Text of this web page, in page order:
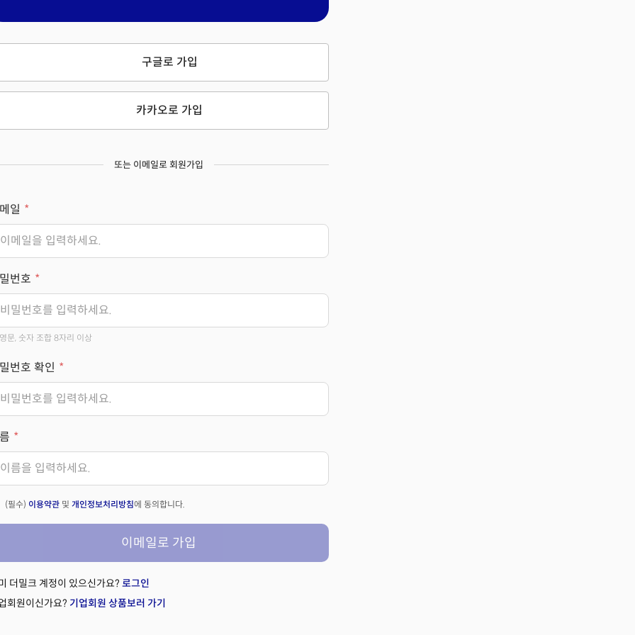
구글로 가입
카카오로 가입
또는 이메일로 회원가입
일
번호
영문, 숫자 조합 8자리 이상
번호 확인
(필수) 이용약관 및 개인정보처리방침에 동의합니다.
이메일로 가입
더밀크 계정이 있으신가요? 로그인
회원이신가요? 기업회원 상품보러 가기